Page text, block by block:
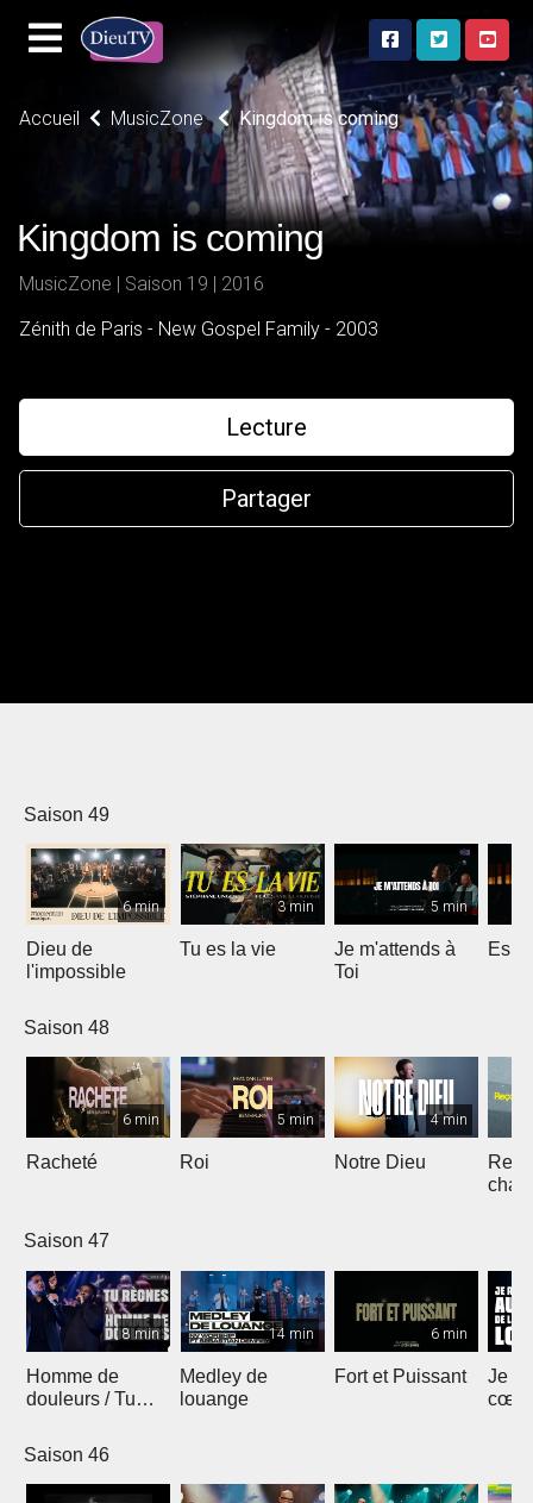
Accueil MusicZone Kingdom is coming
Kingdom is coming
MusicZone | Saison 19 | 2016
Zénith de Paris - New Gospel Family - 2003
Lecture
Partager
Saison 49
6 min
Dieu de
l'impossible
3 min
Tu es la vie
5 min
Je m'attends à
Toi
Saison 48
6 min
Racheté
5 min
Roi
4 min
Notre Dieu
chant
Saison 47
8 min
Homme de
douleurs / Tu
14 min
Medley de
louange
6 min
Fort et Puissant
Je
cœur
Saison 46